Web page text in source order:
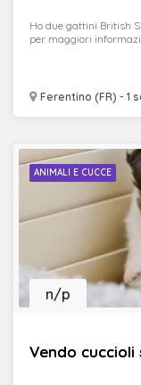
Ferentino (FR) - 1
Ho due gattini British
per maggiori
ANIMALI E CUCCE
Vendo cuccioli
n/p